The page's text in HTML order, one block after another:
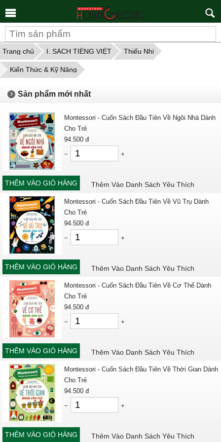
Trang chủ I. SÁCH TIẾNG VIỆT Thiếu Nhi
Kiến Thức & Kỹ Năng
Sản phẩm mới nhất
Montessori - Cuốn Sách Đầu Tiên Về Ngôi Nhà Dành
Cho Trẻ
94.500 đ
−
+
THÊM VÀO GIỎ HÀNG Thêm Vào Danh Sách Yêu Thích
Montessori - Cuốn Sách Đầu Tiên Về Vũ Trụ Dành
Cho Trẻ
94.500 đ
−
+
THÊM VÀO GIỎ HÀNG Thêm Vào Danh Sách Yêu Thích
Montessori - Cuốn Sách Đầu Tiên Về Cơ Thể Dành
Cho Trẻ
94.500 đ
−
+
THÊM VÀO GIỎ HÀNG Thêm Vào Danh Sách Yêu Thích
Montessori - Cuốn Sách Đầu Tiên Về Thời Gian Dành
Cho Trẻ
94.500 đ
−
+
THÊM VÀO GIỎ HÀNG Thêm Vào Danh Sách Yêu Thích